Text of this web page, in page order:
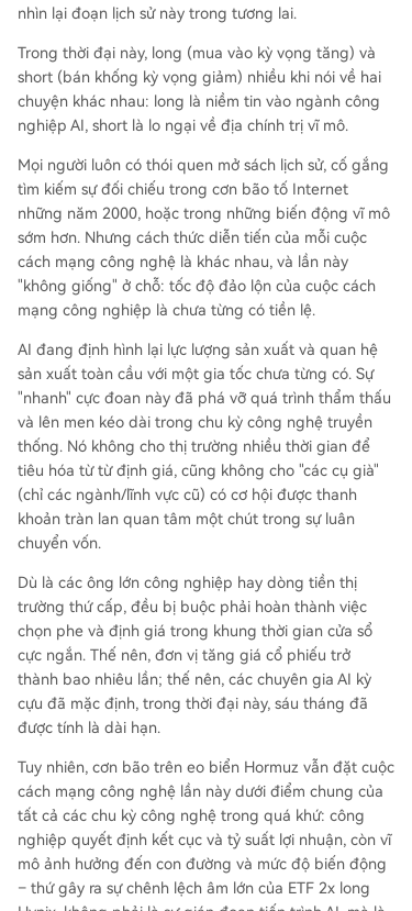
nhìn lại đoạn lịch sử này trong tương lai.
Trong thời đại này, long (mua vào kỳ vọng tăng) và
short (bán khống kỳ vọng giảm) nhiều khi nói về hai
chuyện khác nhau: long là niềm tin vào ngành công
nghiệp AI, short là lo ngại về địa chính trị vĩ mô.
Mọi người luôn có thói quen mở sách lịch sử, cố gắng
tìm kiếm sự đối chiếu trong cơn bão tố Internet
những năm 2000, hoặc trong những biến động vĩ mô
sớm hơn. Nhưng cách thức diễn tiến của mỗi cuộc
cách mạng công nghệ là khác nhau, và lần này
"không giống" ở chỗ: tốc độ đảo lộn của cuộc cách
mạng công nghiệp là chưa từng có tiền lệ.
AI đang định hình lại lực lượng sản xuất và quan hệ
sản xuất toàn cầu với một gia tốc chưa từng có. Sự
"nhanh" cực đoan này đã phá vỡ quá trình thẩm thấu
và lên men kéo dài trong chu kỳ công nghệ truyền
thống. Nó không cho thị trường nhiều thời gian để
tiêu hóa từ từ định giá, cũng không cho "các cụ già"
(chỉ các ngành/lĩnh vực cũ) có cơ hội được thanh
khoản tràn lan quan tâm một chút trong sự luân
chuyển vốn.
Dù là các ông lớn công nghiệp hay dòng tiền thị
trường thứ cấp, đều bị buộc phải hoàn thành việc
chọn phe và định giá trong khung thời gian cửa sổ
cực ngắn. Thế nên, đơn vị tăng giá cổ phiếu trở
thành bao nhiêu lần; thế nên, các chuyên gia AI kỳ
cựu đã mặc định, trong thời đại này, sáu tháng đã
được tính là dài hạn.
Tuy nhiên, cơn bão trên eo biển Hormuz vẫn đặt cuộc
cách mạng công nghệ lần này dưới điểm chung của
tất cả các chu kỳ công nghệ trong quá khứ: công
nghiệp quyết định kết cục và tỷ suất lợi nhuận, còn vĩ
mô ảnh hưởng đến con đường và mức độ biến động
– thứ gây ra sự chênh lệch âm lớn của ETF 2x long